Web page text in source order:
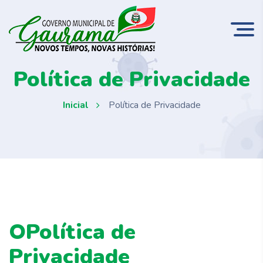
Política de Privacidade
Inicial Política de Privacidade
OPolítica de
Privacidade